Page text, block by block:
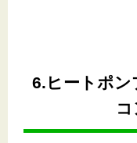
6.ヒートポン